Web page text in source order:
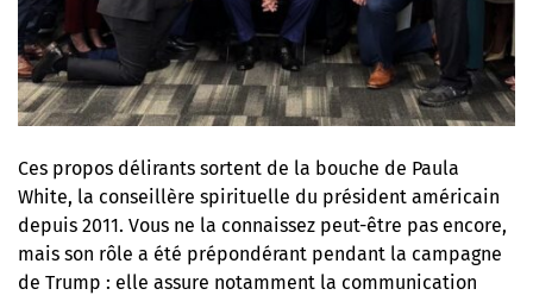
Ces propos délirants sortent de la bouche de Paula
White, la conseillère spirituelle du président américain
depuis 2011. Vous ne la connaissez peut-être pas encore,
mais son rôle a été prépondérant pendant la campagne
de Trump : elle assure notamment la communication